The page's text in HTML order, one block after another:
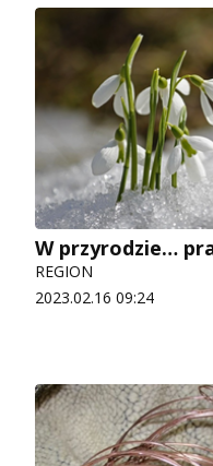
W przyrodzie…
REGION
2023.02.16 09:24